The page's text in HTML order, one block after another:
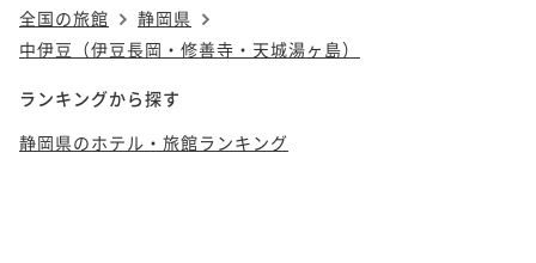
全国の旅館
静岡県
中伊豆（伊豆長岡・修善寺・天城湯ヶ島）
ランキングから探す
静岡県のホテル・旅館ランキング